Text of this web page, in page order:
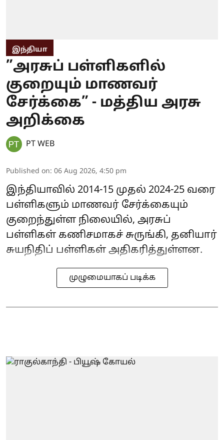
இந்தியா
”அரசுப் பள்ளிகளில்
குறையும் மாணவர்
சேர்க்கை” - மத்திய அரசு
அறிக்கை
PT WEB
Published on: 06 Aug 2026, 4:50 pm
இந்தியாவில் 2014-15 முதல் 2024-25 வரை
பள்ளிகளும் மாணவர் சேர்க்கையும்
குறைந்துள்ள நிலையில், அரசுப்
பள்ளிகள் கணிசமாகச் சுருங்கி, தனியார்
சுயநிதிப் பள்ளிகள் அதிகரித்துள்ளன.
முழுமையாகப் படிக்க